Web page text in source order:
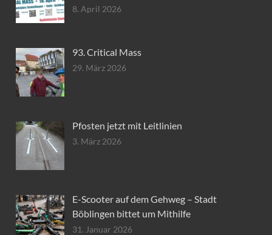
8. April 2026
93. Critical Mass
29. März 2026
Pfosten jetzt mit Leitlinien
3. März 2026
E-Scooter auf dem Gehweg – Stadt
Böblingen bittet um Mithilfe
31. Januar 2026